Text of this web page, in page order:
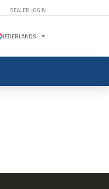
DEALER LOGIN
NEDERLANDS